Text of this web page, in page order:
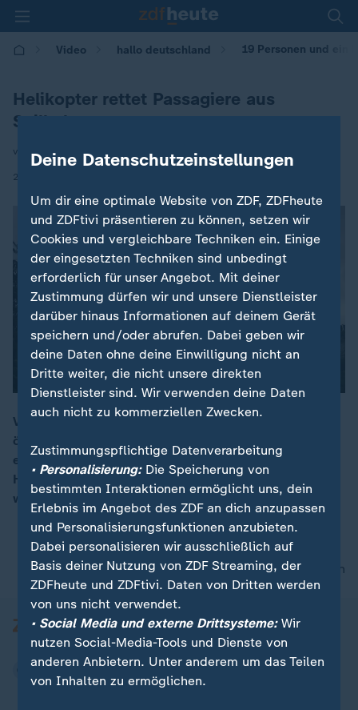
Video hallo deutschland 19 Personen und ein
Helikopter rettet Passagiere aus
Seilbahn
von Holger Müller
24.06.2025 | 17:10
00:15
Vier Stunden lang saßen 19 Personen in einer
österreichischen Seilbahn fest, nachdem diese durch
eine Sturmböe lahmgelegt wurde. Mit einem
Hubschrauber mussten sie aus der Gondel gerettet
werden.
nach oben
Deine Datenschutzeinstellungen
Um dir eine optimale Website von ZDF, ZDFheute
und ZDFtivi präsentieren zu können, setzen wir
Cookies und vergleichbare Techniken ein. Einige
der eingesetzten Techniken sind unbedingt
erforderlich für unser Angebot. Mit deiner
Zustimmung dürfen wir und unsere Dienstleister
darüber hinaus Informationen auf deinem Gerät
speichern und/oder abrufen. Dabei geben wir
deine Daten ohne deine Einwilligung nicht an
Dritte weiter, die nicht unsere direkten
Dienstleister sind. Wir verwenden deine Daten
auch nicht zu kommerziellen Zwecken.
Zustimmungspflichtige Datenverarbeitung
• Personalisierung:Die Speicherung von
bestimmten Interaktionen ermöglicht uns, dein
Erlebnis im Angebot des ZDF an dich anzupassen
und Personalisierungsfunktionen anzubieten.
Dabei personalisieren wir ausschließlich auf
Basis deiner Nutzung von ZDF Streaming, der
ZDFheute und ZDFtivi. Daten von Dritten werden
von uns nicht verwendet.
• Social Media und externe Drittsysteme:Wir
nutzen Social-Media-Tools und Dienste von
anderen Anbietern. Unter anderem um das Teilen
von Inhalten zu ermöglichen.